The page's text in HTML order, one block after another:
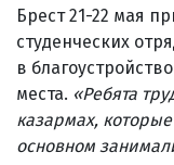
Брест 21-22 мая
студенческих
в
места. «Ребята
казармах,
основном